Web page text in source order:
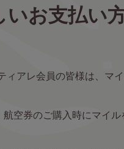
お支払い
アレ会員の皆様は、マ
空券のご購入時にマイ